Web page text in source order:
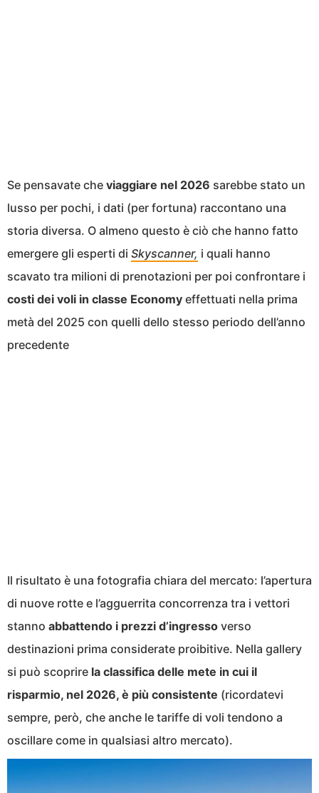
Se pensavate che viaggiare nel 2026 sarebbe stato un
lusso per pochi, i dati (per fortuna) raccontano una
storia diversa. O almeno questo è ciò che hanno fatto
emergere gli esperti di Skyscanner, i quali hanno
scavato tra milioni di prenotazioni per poi confrontare i
costi dei voli in classe Economy effettuati nella prima
metà del 2025 con quelli dello stesso periodo dell’anno
precedente
Il risultato è una fotografia chiara del mercato: l’apertura
di nuove rotte e l’agguerrita concorrenza tra i vettori
stanno abbattendo i prezzi d’ingresso verso
destinazioni prima considerate proibitive. Nella gallery
si può scoprire la classifica delle mete in cui il
risparmio, nel 2026, è più consistente (ricordatevi
sempre, però, che anche le tariffe di voli tendono a
oscillare come in qualsiasi altro mercato).